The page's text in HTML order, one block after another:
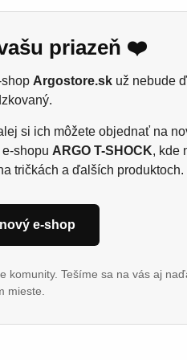
spoločník s veselou
kamaráta stále pri
priazeň ❤️
Argostore.sk už nebude
si ich môžete objednať na
shopu ARGO T-SHOCK, kde
tričkách a ďalších produktoch.
e-shop
komunity. Tešíme sa na vás aj
mieste.